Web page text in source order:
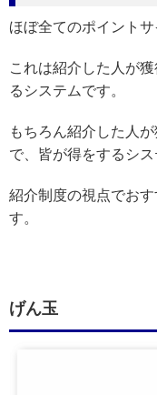
ほぼ全てのポイント
これは紹介した人が
るシステムです。
もちろん紹介した人
で、皆が得をするシス
紹介制度の視点でお
す。
げん玉